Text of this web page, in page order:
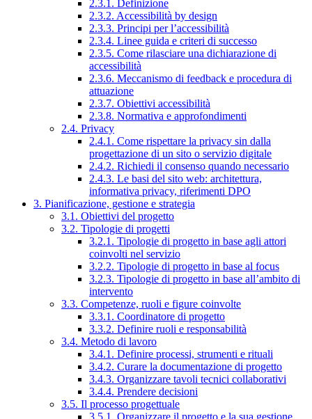
2.3.1. Definizione
2.3.2. Accessibilità by design
2.3.3. Principi per l’accessibilità
2.3.4. Linee guida e criteri di successo
2.3.5. Come rilasciare una dichiarazione di
accessibilità
2.3.6. Meccanismo di feedback e procedura di
attuazione
2.3.7. Obiettivi accessibilità
2.3.8. Normativa e approfondimenti
2.4. Privacy
2.4.1. Come rispettare la privacy sin dalla
progettazione di un sito o servizio digitale
2.4.2. Richiedi il consenso quando necessario
2.4.3. Le basi del sito web: architettura,
informativa privacy, riferimenti DPO
3. Pianificazione, gestione e strategia
3.1. Obiettivi del progetto
3.2. Tipologie di progetti
3.2.1. Tipologie di progetto in base agli attori
coinvolti nel servizio
3.2.2. Tipologie di progetto in base al focus
3.2.3. Tipologie di progetto in base all’ambito di
intervento
3.3. Competenze, ruoli e figure coinvolte
3.3.1. Coordinatore di progetto
3.3.2. Definire ruoli e responsabilità
3.4. Metodo di lavoro
3.4.1. Definire processi, strumenti e rituali
3.4.2. Curare la documentazione di progetto
3.4.3. Organizzare tavoli tecnici collaborativi
3.4.4. Prendere decisioni
3.5. Il processo progettuale
3.5.1. Organizzare il progetto e la sua gestione